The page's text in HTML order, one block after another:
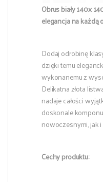
Obrus biały 140x
elegancja na każdą
Dodaj odrobinę
dzięki temu
wykonanemu z
Delikatna złota
nadaje całości
doskonale
nowoczesnymi, jak
Cechy produktu: